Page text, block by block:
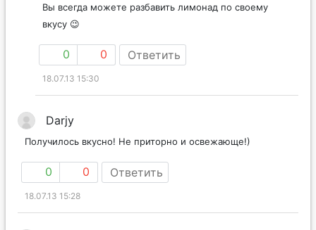
Вы всегда можете разбавить лимонад по своему
вкусу 😉
0 0 Ответить
18.07.13 15:30
Darjy
Получилось вкусно! Не приторно и освежающе!)
0 0 Ответить
18.07.13 15:28